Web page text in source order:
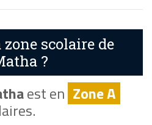
scolaire de
?
est en Zone A